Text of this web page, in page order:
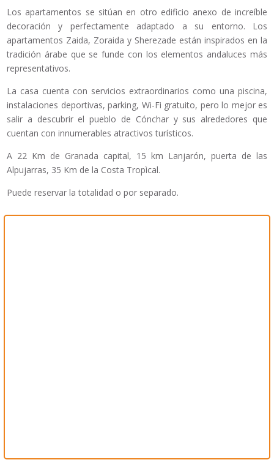
Los apartamentos se sitúan en otro edificio anexo de increíble
decoración y perfectamente adaptado a su entorno. Los
apartamentos Zaida, Zoraida y Sherezade están inspirados en la
tradición árabe que se funde con los elementos andaluces más
representativos.
La casa cuenta con servicios extraordinarios como una piscina,
instalaciones deportivas, parking, Wi-Fi gratuito, pero lo mejor es
salir a descubrir el pueblo de Cónchar y sus alrededores que
cuentan con innumerables atractivos turísticos.
A 22 Km de Granada capital, 15 km Lanjarón, puerta de las
Alpujarras, 35 Km de la Costa Tropìcal.
Puede reservar la totalidad o por separado.